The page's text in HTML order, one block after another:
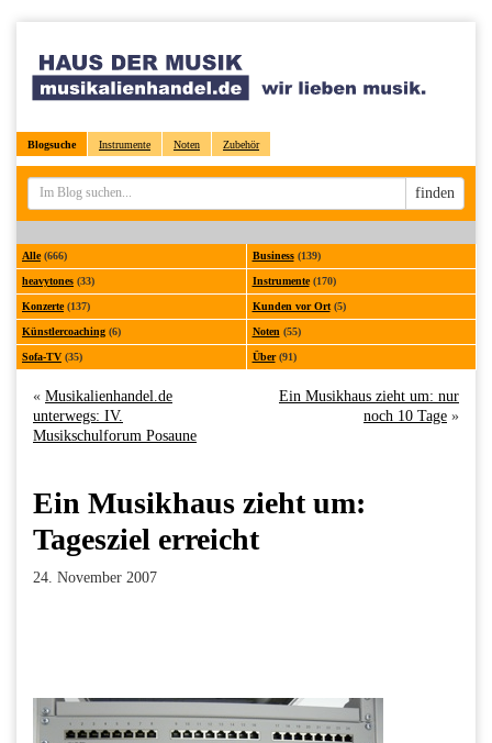
Blogsuche Instrumente Noten Zubehör
Sucheingabe
finden
Alle(666) Business(139)
heavytones (33) Instrumente(170)
Konzerte(137) Kunden vor Ort(5)
Künstlercoaching (6) Noten (55)
Sofa-TV (35) Über(91)
« Musikalienhandel.de
unterwegs: IV.
Musikschulforum Posaune
Ein Musikhaus zieht um: nur
noch 10 Tage »
Ein Musikhaus zieht um:
Tagesziel erreicht
24. November 2007